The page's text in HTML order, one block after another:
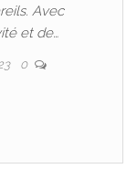
Avec
et de…
0